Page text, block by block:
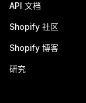
API 文档
Shopify 社区
Shopify 博客
研究